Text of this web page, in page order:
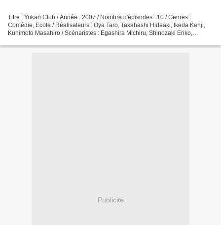
Titre : Yukan Club / Année : 2007 / Nombre d'épisodes : 10 / Genres :
Comédie, Ecole / Réalisateurs : Oya Taro, Takahashi Hideaki, Ikeda Kenji,
Kunimoto Masahiro / Scénaristes : Egashira Michiru, Shinozaki Eriko,
Publicité